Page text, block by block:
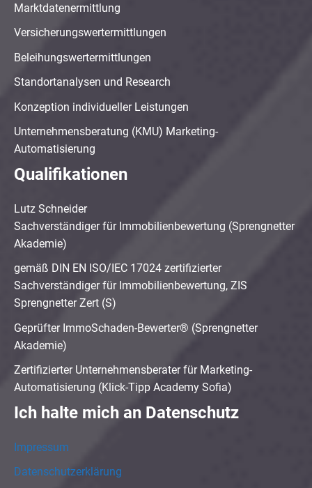
Marktdatenermittlung
Versicherungswertermittlungen
Beleihungswertermittlungen
Standortanalysen und Research
Konzeption individueller Leistungen
Unternehmensberatung (KMU) Marketing-
Automatisierung
Qualifikationen
Lutz Schneider
Sachverständiger für Immobilienbewertung (Sprengnetter
Akademie)
gemäß DIN EN ISO/IEC 17024 zertifizierter
Sachverständiger für Immobilienbewertung, ZIS
Sprengnetter Zert (S)
Geprüfter ImmoSchaden-Bewerter® (Sprengnetter
Akademie)
Zertifizierter Unternehmensberater für Marketing-
Automatisierung (Klick-Tipp Academy Sofia)
Ich halte mich an Datenschutz
Impressum
Datenschutzerklärung